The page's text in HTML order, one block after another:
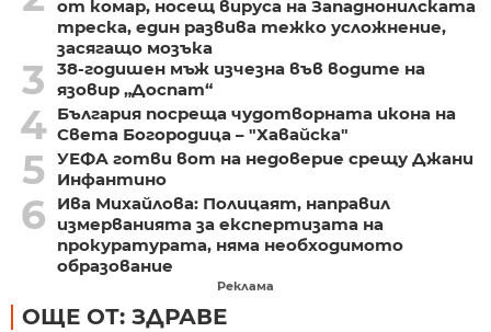
от комар, носещ вируса на Западнонилската
треска, един развива тежко усложнение,
засягащо мозъка
3
38-годишен мъж изчезна във водите на
язовир „Доспат“
4 България посреща чудотворната икона на
Света Богородица – "Хавайска"
5 УЕФА готви вот на недоверие срещу Джани
Инфантино
6
Ива Михайлова: Полицаят, направил
измерванията за експертизата на
прокуратурата, няма необходимото
образование
Реклама
ОЩЕ ОТ: ЗДРАВЕ